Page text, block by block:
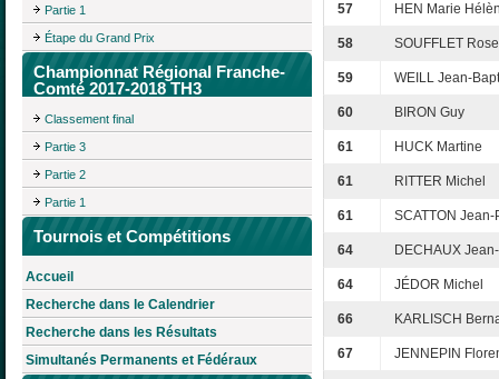
Partie 1
Étape du Grand Prix
Championnat Régional Franche-
Comté 2017-2018 TH3
Classement final
Partie 3
Partie 2
Partie 1
Tournois et Compétitions
Accueil
Recherche dans le Calendrier
Recherche dans les Résultats
Simultanés Permanents et Fédéraux
57 HEN Marie
58 SOUFFLET
59 WEILL Jean-
60 BIRON Guy
61 HUCK Martine
61 RITTER Michel
61 SCATTON Jean-
64 DECHAUX
64 JÉDOR Michel
66 KARLISCH
67 JENNEPIN